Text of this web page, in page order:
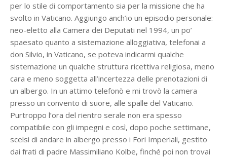
per lo stile di comportamento sia per la missione che ha
svolto in Vaticano. Aggiungo anch’io un episodio personale:
neo-eletto alla Camera dei Deputati nel 1994, un po’
spaesato quanto a sistemazione alloggiativa, telefonai a
don Silvio, in Vaticano, se poteva indicarmi qualche
sistemazione un qualche struttura ricettiva religiosa, meno
cara e meno soggetta all’incertezza delle prenotazioni di
un albergo. In un attimo telefonò e mi trovò la camera
presso un convento di suore, alle spalle del Vaticano.
Purtroppo l’ora del rientro serale non era spesso
compatibile con gli impegni e così, dopo poche settimane,
scelsi di andare in albergo presso i Fori Imperiali, gestito
dai frati di padre Massimiliano Kolbe, finché poi non trovai